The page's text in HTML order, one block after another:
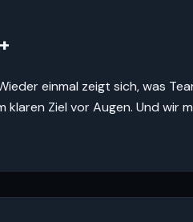
einmal zeigt sich, was
Ziel vor Augen. Und wir